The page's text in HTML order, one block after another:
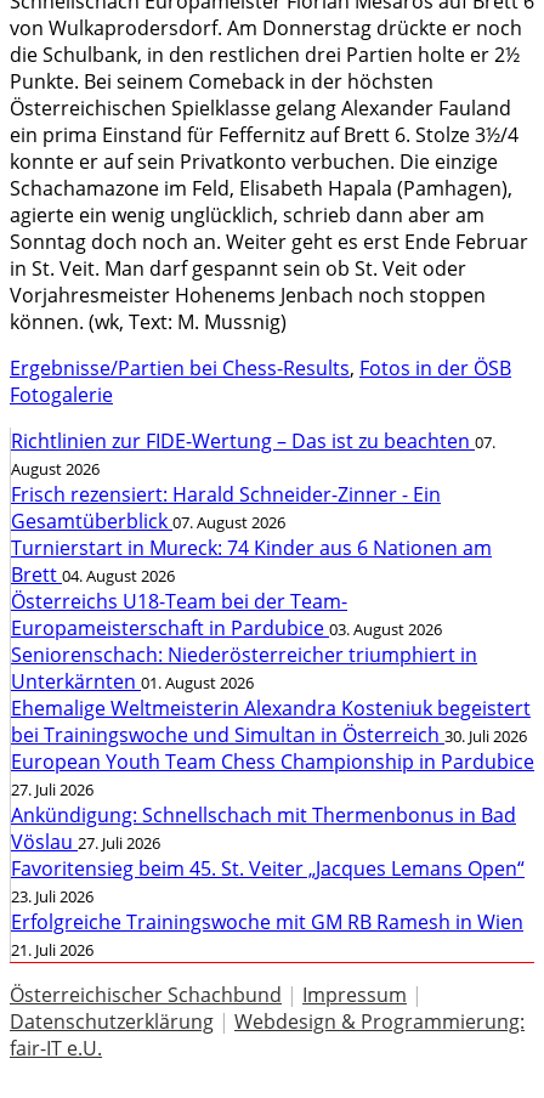
von Wulkaprodersdorf. Am Donnerstag drückte er noch
die Schulbank, in den restlichen drei Partien holte er 2½
Punkte. Bei seinem Comeback in der höchsten
Österreichischen Spielklasse gelang Alexander Fauland
ein prima Einstand für Feffernitz auf Brett 6. Stolze 3½/4
konnte er auf sein Privatkonto verbuchen. Die einzige
Schachamazone im Feld, Elisabeth Hapala (Pamhagen),
agierte ein wenig unglücklich, schrieb dann aber am
Sonntag doch noch an. Weiter geht es erst Ende Februar
in St. Veit. Man darf gespannt sein ob St. Veit oder
Vorjahresmeister Hohenems Jenbach noch stoppen
können. (wk, Text: M. Mussnig)
Ergebnisse/Partien bei Chess-Results, Fotos in der ÖSB
Fotogalerie
Richtlinien zur FIDE-Wertung – Das ist zu beachten 07.
August 2026
Frisch rezensiert: Harald Schneider-Zinner - Ein
Gesamtüberblick 07. August 2026
Turnierstart in Mureck: 74 Kinder aus 6 Nationen am
Brett 04. August 2026
Österreichs U18-Team bei der Team-
Europameisterschaft in Pardubice 03. August 2026
Seniorenschach: Niederösterreicher triumphiert in
Unterkärnten 01. August 2026
Ehemalige Weltmeisterin Alexandra Kosteniuk begeistert
bei Trainingswoche und Simultan in Österreich 30. Juli 2026
European Youth Team Chess Championship in Pardubice
27. Juli 2026
Ankündigung: Schnellschach mit Thermenbonus in Bad
Vöslau 27. Juli 2026
Favoritensieg beim 45. St. Veiter „Jacques Lemans Open“
23. Juli 2026
Erfolgreiche Trainingswoche mit GM RB Ramesh in Wien
21. Juli 2026
Österreichischer Schachbund | Impressum |
Datenschutzerklärung | Webdesign & Programmierung:
fair-IT e.U.